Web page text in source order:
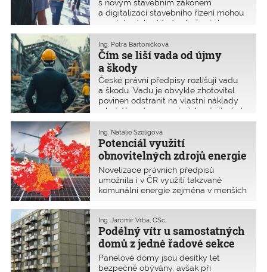
s novým stavebním zákonem
a digitalizací stavebního řízení mohou
vyvolat odchod řady zkušených
praktiků z oboru. Tuto obavu potvrdilo
952 autorizovaných osob, což bylo
46 % respondentů, v bleskovém
průzkumu ČKAIT na konci listopadu
2024.
Čím se liší vada od újmy
a škody
Ing. Petra Bartoníčková
České právní předpisy rozlišují vadu
a škodu. Vadu je obvykle zhotovitel
povinen odstranit na vlastní náklady
a každá vada nemusí vždy přejít až do
stadia škody. Autorizované osoby jsou
pojištěny nikoliv na odstranění vad ve
svém vadném plnění, ale na
financování náhrady škody, která
vznikne obvykle až jako důsledek
vadného plnění. Jak je tedy
definováno vadné plnění a kdy má
stavební dílo vady? Jaký je rozdíl mezi
Potenciál využití
obnovitelných zdrojů energie
v sídlech
Ing. Natálie Szeligová
Novelizace právních předpisů
umožnila i v ČR využití takzvané
komunální energie zejména v menších
zákona umožnila realizaci zařízení pro
výrobu elektřiny z obnovitelných
zdrojů s výkonem do 50 kW bez
nutnosti stavebního povolení
a ohlášení stavby. Novela nového
stavebního zákona platná od 24. ledna
Podélný vítr u samostatných
domů z jedné řadové sekce
soustavy T 06 B
Ing. Jaromír Vrba, CSc.
Panelové domy jsou desítky let
bezpečně obývány, avšak při